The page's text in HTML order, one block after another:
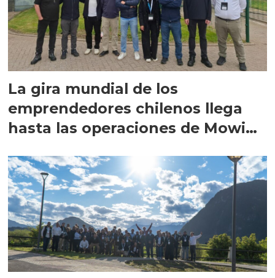
La gira mundial de los
emprendedores chilenos llega
hasta las operaciones de Mowi